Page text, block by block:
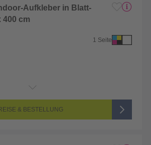
Aufkleber in Blatt-
400 cm
1 Seite
(Vorderseite bedruckt, Rückseite unbedruckt)
CMYK (vollfarbig bedruckt)
& BESTELLUNG